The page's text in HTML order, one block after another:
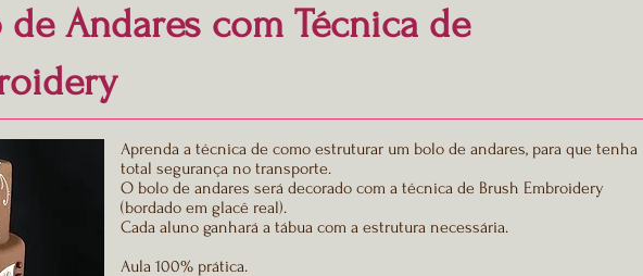
Andares com Técnica de
Aprenda a técnica de como estruturar um bolo de andares, para que tenha
total segurança no transporte.
O bolo de andares será decorado com a técnica de Brush Embroidery
(bordado em glacê real).
Cada aluno ganhará a tábua com a estrutura necessária.
Aula 100% prática.